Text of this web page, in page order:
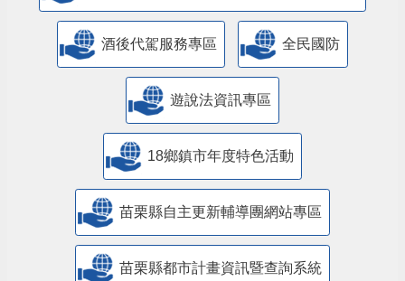
酒後代駕服務專區 全民國防
遊說法資訊專區
18鄉鎮市年度特色活動
苗栗縣自主更新輔導團網站專區
苗栗縣都市計畫資訊暨查詢系統